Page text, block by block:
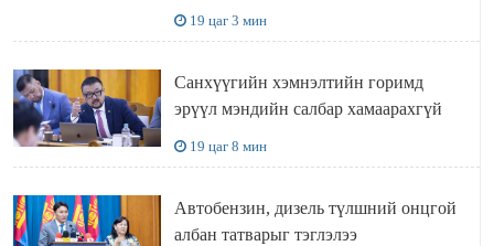
19 цаг 3 мин
Санхүүгийн хэмнэлтийн горимд
эрүүл мэндийн салбар хамаарахгүй
19 цаг 8 мин
Автобензин, дизель түлшний онцгой
албан татварыг тэглэлээ